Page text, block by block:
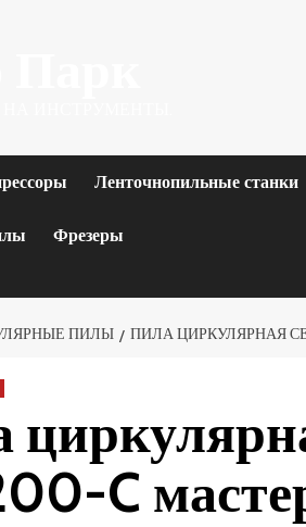
Ленточнопильные станки
Фрезеры
ПИЛЫ ПИЛА ЦИРКУЛЯРНАЯ
C